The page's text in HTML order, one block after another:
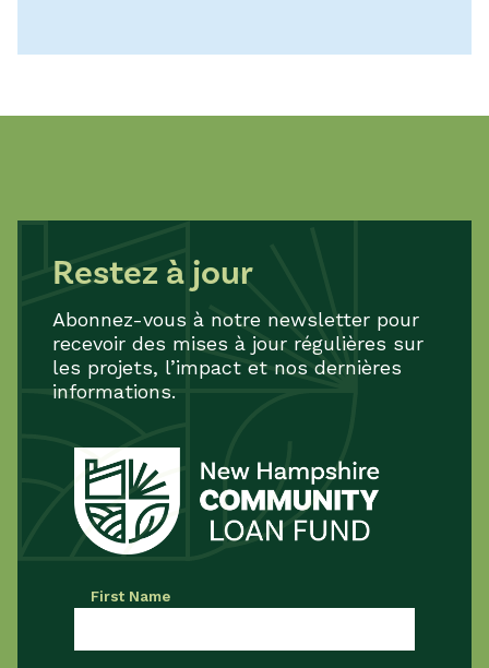
Restez à jour
Abonnez-vous à notre newsletter pour
recevoir des mises à jour régulières sur
les projets, l’impact et nos dernières
informations.